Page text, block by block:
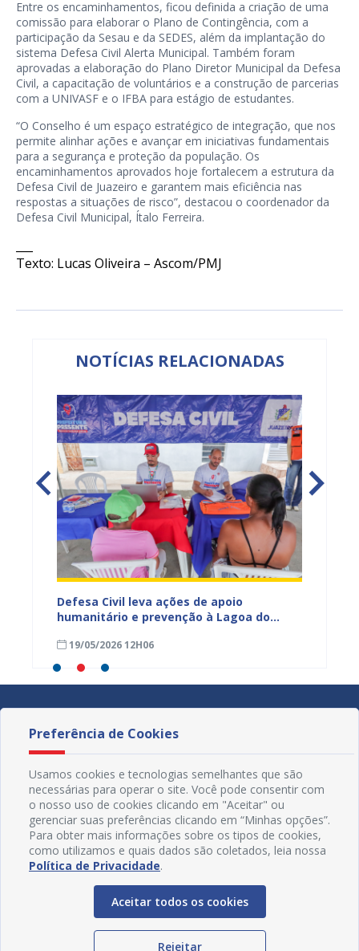
Entre os encaminhamentos, ficou definida a criação de uma
comissão para elaborar o Plano de Contingência, com a
participação da Sesau e da SEDES, além da implantação do
sistema Defesa Civil Alerta Municipal. Também foram
aprovadas a elaboração do Plano Diretor Municipal da Defesa
Civil, a capacitação de voluntários e a construção de parcerias
com a UNIVASF e o IFBA para estágio de estudantes.
“O Conselho é um espaço estratégico de integração, que nos
permite alinhar ações e avançar em iniciativas fundamentais
para a segurança e proteção da população. Os
encaminhamentos aprovados hoje fortalecem a estrutura da
Defesa Civil de Juazeiro e garantem mais eficiência nas
respostas a situações de risco”, destacou o coordenador da
Defesa Civil Municipal, Ítalo Ferreira.
Texto: Lucas Oliveira – Ascom/PMJ
NOTÍCIAS RELACIONADAS
Defesa Civil leva ações de apoio
humanitário e prevenção à Lagoa do
19/05/2026 12H06
Redes Sociais
Preferência de Cookies
Usamos cookies e tecnologias semelhantes que são
necessárias para operar o site. Você pode consentir com
o nosso uso de cookies clicando em "Aceitar" ou
gerenciar suas preferências clicando em “Minhas opções”.
Para obter mais informações sobre os tipos de cookies,
como utilizamos e quais dados são coletados, leia nossa
Política de Privacidade.
Aceitar todos os cookies
Rejeitar